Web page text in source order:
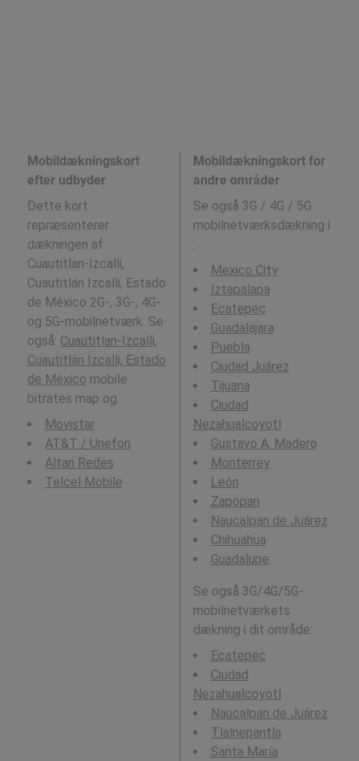
Mobildækningskort
efter udbyder
Dette kort
repræsenterer
dækningen af
Cuautitlan-Izcalli,
Cuautitlán Izcalli, Estado
de México 2G-, 3G-, 4G-
og 5G-mobilnetværk. Se
også: Cuautitlan-Izcalli,
Cuautitlán Izcalli, Estado
de México mobile
bitrates map og.
Movistar
AT&T / Unefon
Altan Redes
Telcel Mobile
Mobildækningskort for
andre områder
Se også 3G / 4G / 5G
mobilnetværksdækning i
:
Mexico City
Iztapalapa
Ecatepec
Guadalajara
Puebla
Ciudad Juárez
Tijuana
Ciudad
Nezahualcoyotl
Gustavo A. Madero
Monterrey
León
Zapopan
Naucalpan de Juárez
Chihuahua
Guadalupe
Se også 3G/4G/5G-
mobilnetværkets
dækning i dit område:
Ecatepec
Ciudad
Nezahualcoyotl
Naucalpan de Juárez
Tlalnepantla
Santa María